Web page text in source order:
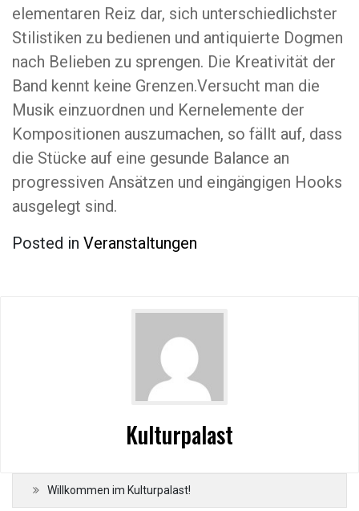
elementaren Reiz dar, sich unterschiedlichster
Stilistiken zu bedienen und antiquierte Dogmen
nach Belieben zu sprengen. Die Kreativität der
Band kennt keine Grenzen.Versucht man die
Musik einzuordnen und Kernelemente der
Kompositionen auszumachen, so fällt auf, dass
die Stücke auf eine gesunde Balance an
progressiven Ansätzen und eingängigen Hooks
ausgelegt sind.
Posted in Veranstaltungen
Kulturpalast
Willkommen im Kulturpalast!